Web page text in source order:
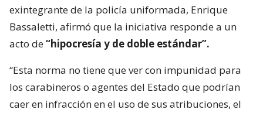
exintegrante de la policía uniformada, Enrique
Bassaletti, afirmó que la iniciativa responde a un
acto de“hipocresía y de doble estándar”.
“Esta norma no tiene que ver con impunidad para
los carabineros o agentes del Estado que podrían
caer en infracción en el uso de sus atribuciones, el